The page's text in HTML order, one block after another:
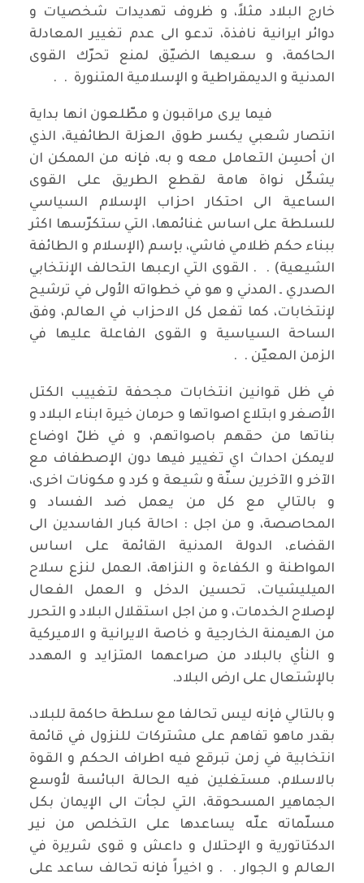
خارج البلاد مثلاً، و ظروف تهديدات شخصيات و
دوائر ايرانية نافذة، تدعو الى عدم تغيير المعادلة
الحاكمة، و سعيها الضيّق لمنع تحرّك القوى
المدنية و الديمقراطية و الإسلامية المتنورة . .
فيما يرى مراقبون و مطّلعون انها بداية
انتصار شعبي يكسر طوق العزلة الطائفية، الذي
ان أحسِن التعامل معه و به، فإنه من الممكن ان
يشكّل نواة هامة لقطع الطريق على القوى
الساعية الى احتكار احزاب الإسلام السياسي
للسلطة على اساس غنائمها، التي ستكرّسها اكثر
ببناء حكم ظلامي فاشي، بإسم (الإسلام و الطائفة
الشيعية) . . القوى التي ارعبها التحالف الإنتخابي
الصدري ـ المدني و هو في خطواته الأولى في ترشيح
لإنتخابات، كما تفعل كل الاحزاب في العالم، وفق
الساحة السياسية و القوى الفاعلة عليها في
الزمن المعيّن . .
في ظل قوانين انتخابات مجحفة لتغييب الكتل
الأصغر و ابتلاع اصواتها و حرمان خيرة ابناء البلاد و
بناتها من حقهم باصواتهم، و في ظلّ اوضاع
لايمكن احداث اي تغيير فيها دون الإصطفاف مع
الآخر و الآخرين سنّة و شيعة و كرد و مكونات اخرى،
و بالتالي مع كل من يعمل ضد الفساد و
المحاصصة، و من اجل : احالة كبار الفاسدين الى
القضاء، الدولة المدنية القائمة على اساس
المواطنة و الكفاءة و النزاهة، العمل لنزع سلاح
الميليشيات، تحسين الدخل و العمل الفعال
لإصلاح الخدمات، و من اجل استقلال البلاد و التحرر
من الهيمنة الخارجية و خاصة الايرانية و الاميركية
و النأي بالبلاد من صراعهما المتزايد و المهدد
بالإشتعال على ارض البلاد.
و بالتالي فإنه ليس تحالفا مع سلطة حاكمة للبلاد،
بقدر ماهو تفاهم على مشتركات للنزول في قائمة
انتخابية في زمن تبرقع فيه اطراف الحكم و القوة
بالاسلام، مستغلين فيه الحالة البائسة لأوسع
الجماهير المسحوقة، التي لجأت الى الإيمان بكل
مسلّماته علّه يساعدها على التخلص من نير
الدكتاتورية و الإحتلال و داعش و قوى شريرة في
العالم و الجوار . . و اخيراً فإنه تحالف ساعد على